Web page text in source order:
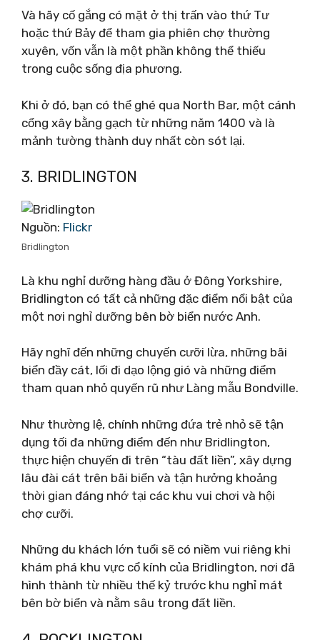
Và hãy cố gắng có mặt ở thị trấn vào thứ Tư
hoặc thứ Bảy để tham gia phiên chợ thường
xuyên, vốn vẫn là một phần không thể thiếu
trong cuộc sống địa phương.
Khi ở đó, bạn có thể ghé qua North Bar, một cánh
cổng xây bằng gạch từ những năm 1400 và là
mảnh tường thành duy nhất còn sót lại.
3. BRIDLINGTON
Nguồn: Flickr
Bridlington
Là khu nghỉ dưỡng hàng đầu ở Đông Yorkshire,
Bridlington có tất cả những đặc điểm nổi bật của
một nơi nghỉ dưỡng bên bờ biển nước Anh.
Hãy nghĩ đến những chuyến cưỡi lừa, những bãi
biển đầy cát, lối đi dạo lộng gió và những điểm
tham quan nhỏ quyến rũ như Làng mẫu Bondville.
Như thường lệ, chính những đứa trẻ nhỏ sẽ tận
dụng tối đa những điểm đến như Bridlington,
thực hiện chuyến đi trên “tàu đất liền”, xây dựng
lâu đài cát trên bãi biển và tận hưởng khoảng
thời gian đáng nhớ tại các khu vui chơi và hội
chợ cưỡi.
Những du khách lớn tuổi sẽ có niềm vui riêng khi
khám phá khu vực cổ kính của Bridlington, nơi đã
hình thành từ nhiều thế kỷ trước khu nghỉ mát
bên bờ biển và nằm sâu trong đất liền.